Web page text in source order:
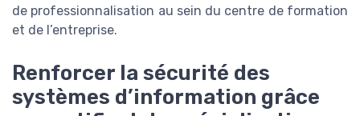
de professionnalisation au sein du centre de formation
et de l’entreprise.
Renforcer la sécurité des
systèmes d’information grâce